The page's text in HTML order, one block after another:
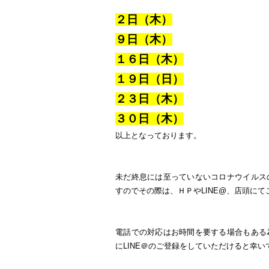
２日（木）
９日（木）
１６ 日（木）
１９日（日）
２３日（木）
３０日（木）
以上となっております。
未だ終息には至っていないコロナウイル
すのでその際は、ＨＰやLINE@、店頭にて
電話での対応はお時間を要する場合もあ
にLINE＠のご登録をしていただけると幸い